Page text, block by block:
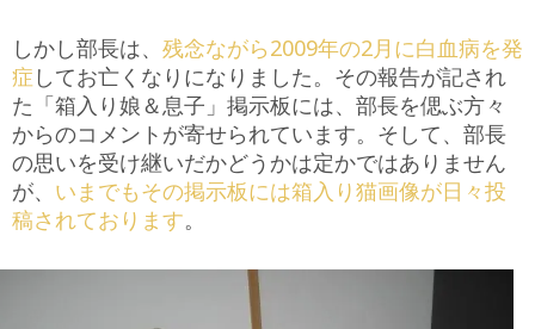
しかし部長は、 残念ながら2009年の2月に白血病を発
症 してお亡くなりになりました。その報告が記され
た「箱入り娘＆息子」掲示板には、部長を偲ぶ方々
からのコメントが寄せられています。そして、部長
の思いを受け継いだかどうかは定かではありません
が、 いまでもその掲示板には箱入り猫画像が日々投
稿されております。